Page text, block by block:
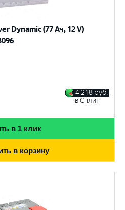
Dynamic (77 Ач, 12 V)
4 218 руб.
в Сплит
в 1 клик
в корзину